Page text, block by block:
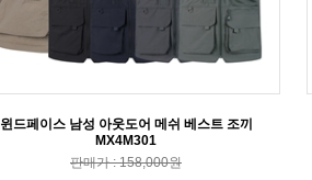
윈드페이스 남성 아웃도어 메쉬 베스트 조끼
MX4M301
판매가 : 158,000원